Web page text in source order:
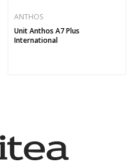
ANTHOS
Unit Anthos A7 Plus
International